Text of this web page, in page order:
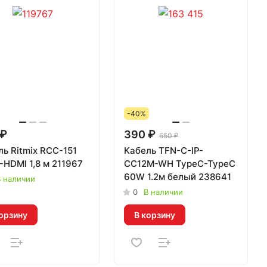
Ritmix RCC-151
HDMI 1,8 м 211967
наличии
-40%
390 ₽ 650 ₽
Кабель TFN-C-IP-
CC12M-WH TypeC-TypeC
60W 1.2м белый 238641
0 В наличии
В корзину